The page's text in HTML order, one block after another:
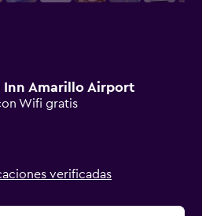
Inn Amarillo Airport
Wifi gratis
verificadas